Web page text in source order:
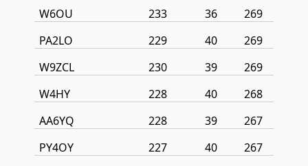
W6OU 233 36
269
PA2LO
229 40
269
W9ZCL
230 39
269
W4HY
228 40
268
AA6YQ
228 39
267
PY4OY
227 40
267